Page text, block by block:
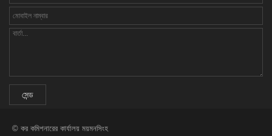
© কর কমিশনারের কার্যালয় ময়মনসিংহ